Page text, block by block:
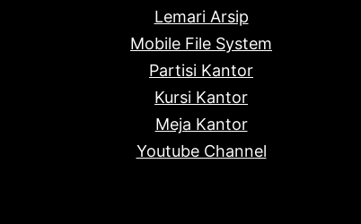
Lemari Arsip
Mobile File System
Partisi Kantor
Kursi Kantor
Meja Kantor
Youtube Channel